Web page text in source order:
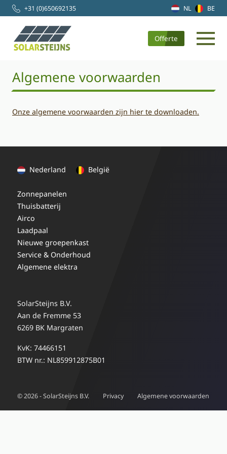
+31 (0)650692135 NL BE
Offerte
Algemene voorwaarden
Onze algemene voorwaarden zijn hier te downloaden.
Nederland België
Zonnepanelen
Thuisbatterij
Airco
Laadpaal
Nieuwe groepenkast
Service & Onderhoud
Algemene elektra
SolarSteijns B.V.
Aan de Fremme 53
6269 BK Margraten
KvK: 74466151
BTW nr.: NL859912875B01
© 2026 - SolarSteijns B.V. Privacy Algemene voorwaarden